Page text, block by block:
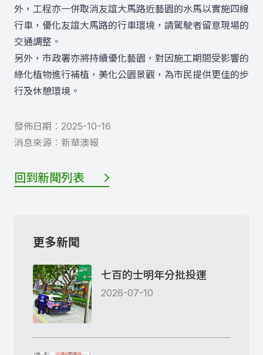
外，工程亦一併取消友誼大馬路近藝園的水馬以實施四線
行車，優化友誼大馬路的行車環境，請駕駛者留意現場的
交通調整。
另外，市政署亦將持續優化藝園，對因施工期間受影響的
綠化植物進行補植，美化公園景觀，為市民提供更佳的步
行及休憩環境。
發佈日期︰ 2025-10-16
消息來源︰ 新華澳報
回到新聞列表
更多新聞
七百的士明年分批投運
2026-07-10